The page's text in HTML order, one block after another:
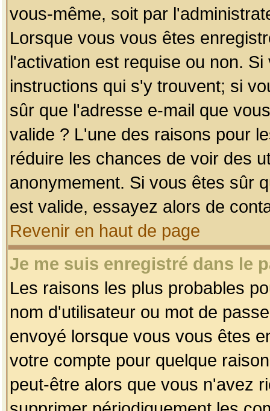
vous-même, soit par
Lorsque vous vous êtes
l'activation est requise ou non.
instructions qui s'y trouvent; si
sûr que l'adresse e-mail que
valide ? L'une des raisons pour
réduire les chances de voir des
anonymement. Si vous êtes sûr
est valide, essayez alors de
Revenir en haut de page
Je me suis enregistré dans le
Les raisons les plus probables
nom d'utilisateur ou mot de
envoyé lorsque vous vous êtes
votre compte pour quelque
peut-être alors que vous n'avez